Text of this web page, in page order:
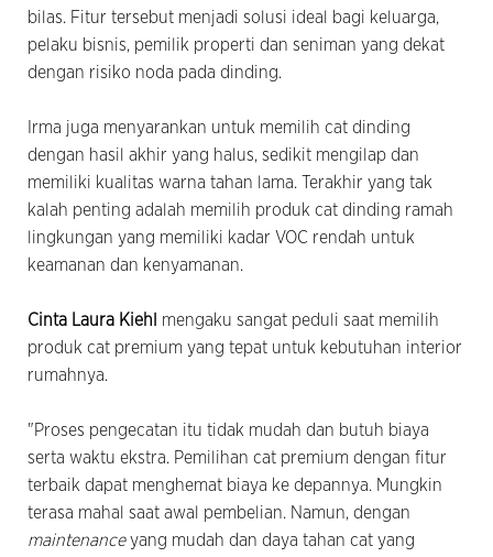
bilas. Fitur tersebut menjadi solusi ideal bagi keluarga,
pelaku bisnis, pemilik properti dan seniman yang dekat
dengan risiko noda pada dinding.
Irma juga menyarankan untuk memilih cat dinding
dengan hasil akhir yang halus, sedikit mengilap dan
memiliki kualitas warna tahan lama. Terakhir yang tak
kalah penting adalah memilih produk cat dinding ramah
lingkungan yang memiliki kadar VOC rendah untuk
keamanan dan kenyamanan.
Cinta Laura Kiehl mengaku sangat peduli saat memilih
produk cat premium yang tepat untuk kebutuhan interior
rumahnya.
"Proses pengecatan itu tidak mudah dan butuh biaya
serta waktu ekstra. Pemilihan cat premium dengan fitur
terbaik dapat menghemat biaya ke depannya. Mungkin
terasa mahal saat awal pembelian. Namun, dengan
maintenanceyang mudah dan daya tahan cat yang